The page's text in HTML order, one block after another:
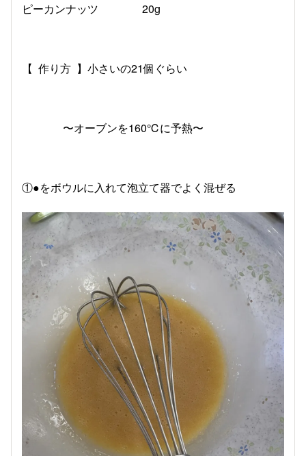
ピーカンナッツ 20g
【 作り方 】小さいの21個ぐらい
〜オーブンを160℃に予熱〜
①●をボウルに入れて泡立て器でよく混ぜる